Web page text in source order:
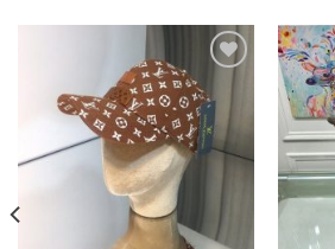
Add to
wishlist